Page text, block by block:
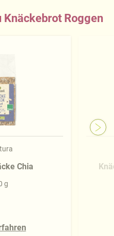
Roggen
Chia
g